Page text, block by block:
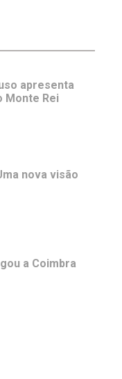
apresenta
Monte Rei
nova visão
a Coimbra